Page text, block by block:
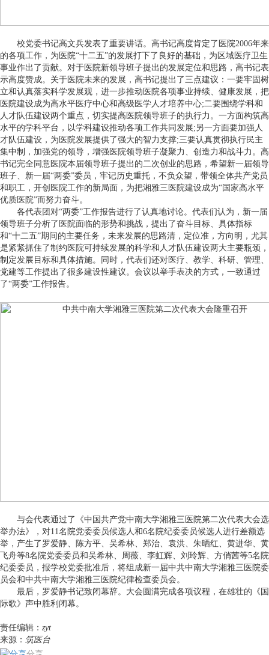
校党委书记高文兵发表了重要讲话。高书记高度肯定了医院2006年来
的各项工作，为医院“十二五”的发展打下了良好的基础，为区域医疗卫生
事业作出了贡献。对于医院新领导班子提出的发展定位和思路，高书记表
示高度赞成。关于医院未来的发展，高书记提出了三点建议：一要牢固树
立和认真落实科学发展观，进一步推动医院各项事业持续、健康发展，把
医院建设成为高水平医疗中心和高级医学人才培养中心;二要围绕学科和
人才队伍建设两个重点，切实提高医院领导班子的执行力。一方面构筑高
水平的学科平台，以学科建设推动各项工作共同发展;另一方面要加强人
才队伍建设，为医院发展提供了强大的智力支撑;三要认真贯彻执行民主
集中制，加强党的领导，增强医院领导班子凝聚力、创造力和战斗力。高
书记完全同意医院本届领导班子提出的二次创业的思路，希望新一届领导
班子、新一届“两委”委员，牢记历史重托，不负众望，带领全体共产党员
和职工，开创医院工作的新局面，为把湘雅三医院建设成为“国家高水平
优质医院”而努力奋斗。
各代表团对“两委”工作报告进行了认真地讨论。代表们认为，新一届
领导班子分析了医院面临的形势和挑战，提出了奋斗目标、具体指标
和“十二五”期间的主要任务，未来发展的思路清，定位准，方向明，尤其
是紧紧抓住了制约医院可持续发展的科学和人才队伍建设两大主要瓶颈，
制定发展目标和具体措施。同时，代表们还对医疗、教学、科研、管理、
党建等工作提出了很多建设性建议。会议以举手表决的方式，一致通过
了“两委”工作报告。
与会代表通过了《中国共产党中南大学湘雅三医院第二次代表大会选
举办法》，对11名院党委委员候选人和6名院纪委委员候选人进行差额选
举，产生了罗爱静、陈方平、吴希林、郑治、袁洪、朱晒红、黄进华、黄
飞舟等8名院党委委员和吴希林、周薇、李虹辉、刘玲辉、方俏茜等5名院
纪委委员，报学校党委批准后，将组成新一届中共中南大学湘雅三医院委
员会和中共中南大学湘雅三医院纪律检查委员会。
最后，罗爱静书记致闭幕辞。大会圆满完成各项议程，在雄壮的《国
际歌》声中胜利闭幕。
责任编辑： zyt
来源： 筑医台